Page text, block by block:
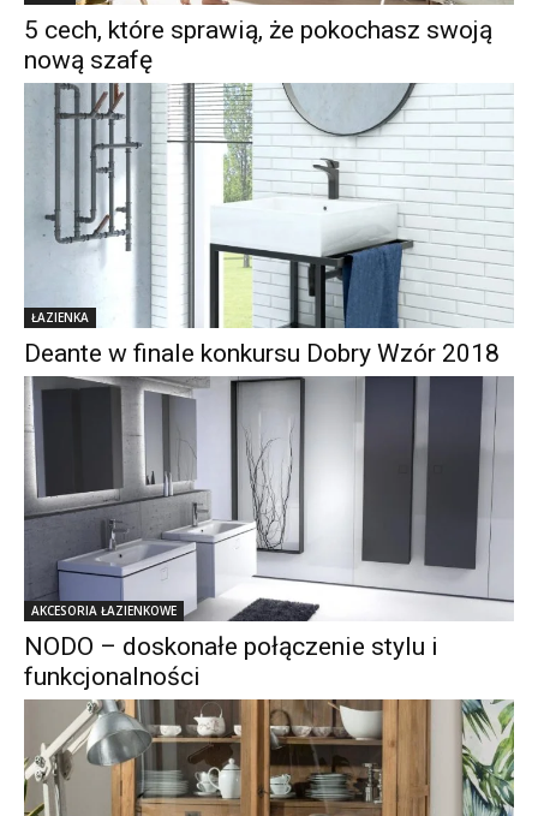
5 cech, które sprawią, że pokochasz swoją
nową szafę
ŁAZIENKA
Deante w finale konkursu Dobry Wzór 2018
AKCESORIA ŁAZIENKOWE
NODO – doskonałe połączenie stylu i
funkcjonalności